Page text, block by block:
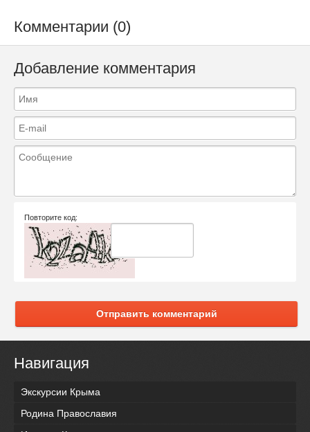
Комментарии (0)
Добавление комментария
Повторите код:
Отправить комментарий
Навигация
Экскурсии Крыма
Родина Православия